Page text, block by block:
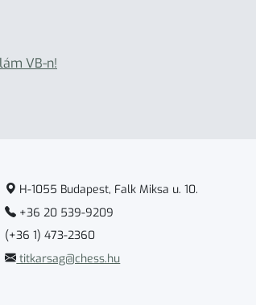
VB-n!
H-1055 Budapest, Falk Miksa u. 10.
+36 20 539-9209
(+36 1) 473-2360
titkarsag@chess.hu